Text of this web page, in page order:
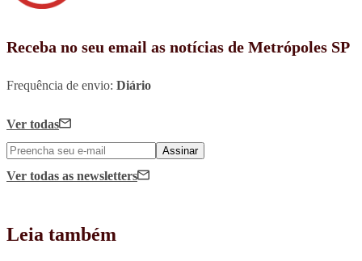
Receba no seu email as notícias de Metrópoles SP
Frequência de envio: Diário
Ver todas
Assinar
Ver todas as newsletters
Leia também